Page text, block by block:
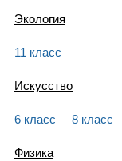
Экология
11 класс
Искусство
6 класс 8 класс
Физика